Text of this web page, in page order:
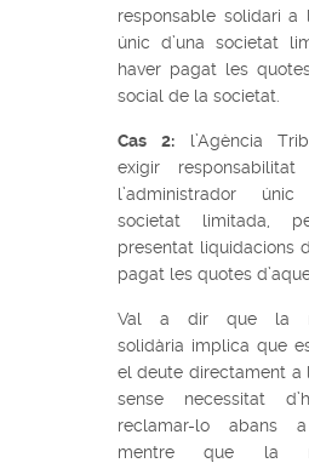
responsable solidari a
únic d’una societat
haver pagat les
social de la societat.
Cas 2:l’Agència
exigir
l’administrador
societat limitada,
presentat liquidacions
pagat les quotes
Val a dir que la
solidària implica que
el deute directament a
sense necessitat
reclamar-lo abans
mentre que la